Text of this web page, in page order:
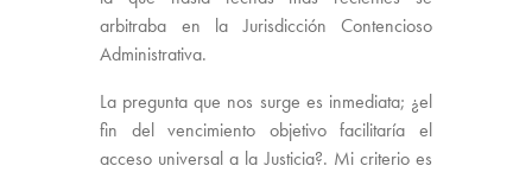
arbitraba en la Jurisdicción Contencioso
Administrativa.
La pregunta que nos surge es inmediata; ¿el
fin del vencimiento objetivo facilitaría el
acceso universal a la Justicia?. Mi criterio es